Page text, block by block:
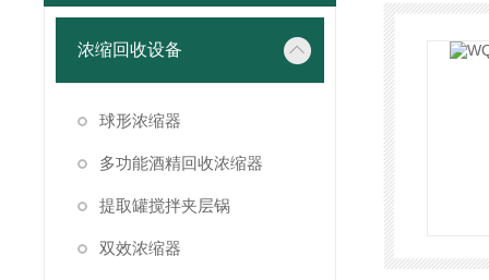
浓缩回收设备
球形浓缩器
多功能酒精回收浓缩器
提取罐搅拌夹层锅
双效浓缩器